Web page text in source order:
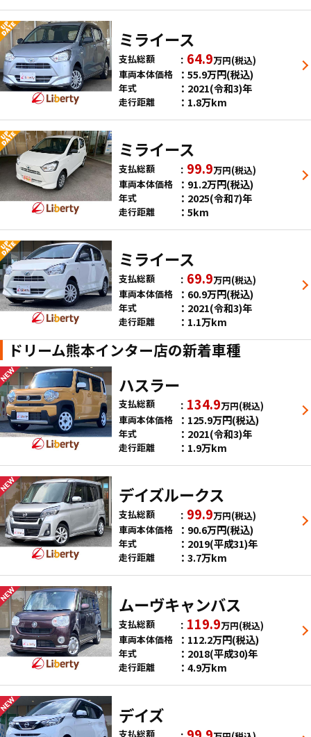
ミライース
支払総額 64.9万円(税込)
車両本体価格
55.9万円(税込)
年式 2021(令和3)年
走行距離 1.8万km
ミライース
支払総額 99.9万円(税込)
車両本体価格
91.2万円(税込)
年式 2025(令和7)年
走行距離 5km
ミライース
支払総額 69.9万円(税込)
車両本体価格
60.9万円(税込)
年式 2021(令和3)年
走行距離 1.1万km
ドリーム熊本インター店の新着車種
ハスラー
支払総額 134.9万円(税込)
車両本体価格
125.9万円(税込)
年式 2021(令和3)年
走行距離 1.9万km
デイズルークス
支払総額 99.9万円(税込)
車両本体価格
90.6万円(税込)
年式 2019(平成31)年
走行距離 3.7万km
ムーヴキャンバス
支払総額 119.9万円(税込)
車両本体価格
112.2万円(税込)
年式 2018(平成30)年
走行距離 4.9万km
デイズ
支払総額